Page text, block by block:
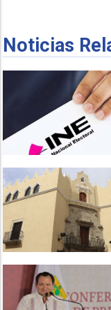
Noticias